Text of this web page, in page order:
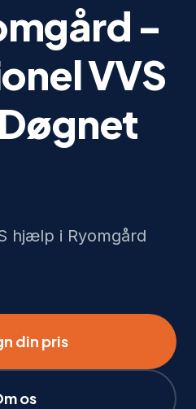
-
VVS
hjælp i Ryomgård
din pris
os